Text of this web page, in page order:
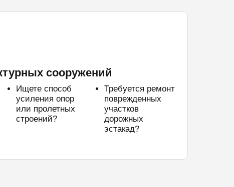
сооружений
Ищете способ
усиления опор
или пролетных
строений?
Требуется ремонт
поврежденных
участков
дорожных
эстакад?